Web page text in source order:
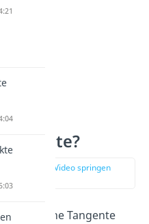
zur Stelle im Video springen
ist eine Tangente